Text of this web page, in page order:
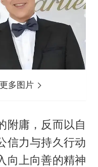
多图片
附庸，反而以自
信力与持久行动
向上向善的精神